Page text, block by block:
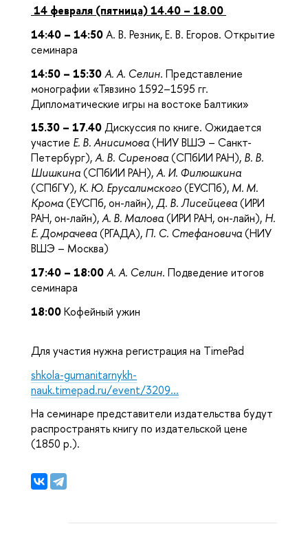
14 февраля (пятница) 14.40 – 18.00
14:40 – 14:50А. В. Резник, Е. В. Егоров. Открытие
семинара
14:50 – 15:30А. А. Селин. Представление
монографии «Тявзино 1592–1595 гг.
Дипломатические игры на востоке Балтики»
15.30 – 17.40Дискуссия по книге. Ожидается
участие Е. В. Анисимова(НИУ ВШЭ – Санкт-
Петербург),А. В. Сиренова(СПбИИ РАН), В. В.
Шишкина(СПбИИ РАН),А. И. Филюшкина
(СПбГУ), К. Ю. Ерусалимского(ЕУСПб), М. М.
Крома(ЕУСПб, он-лайн),Д. В. Лисейцева(ИРИ
РАН, он-лайн),А. В. Малова(ИРИ РАН, он-лайн), Н.
Е. Домрачева(РГАДА), П. С. Стефановича(НИУ
ВШЭ – Москва)
17:40 – 18:00А. А. Селин. Подведение итогов
семинара
18:00Кофейный ужин
Для участия нужна регистрация на TimePad
shkola-gumanitarnykh-
nauk.timepad.ru/event/3209...
На семинаре представители издательства будут
распространять книгу по издательской цене
(1850 р.).